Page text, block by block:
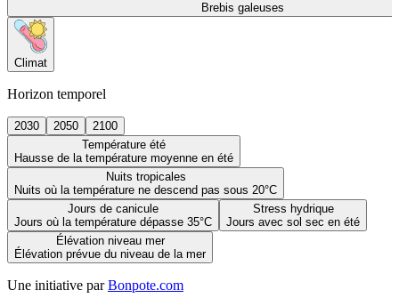
Brebis galeuses
Climat
Horizon temporel
2030 2050
2100
Température été
Hausse de la température moyenne en été
Nuits tropicales
Nuits où la température ne descend pas sous 20°C
Jours de canicule
Jours où la température dépasse 35°C
Stress hydrique
Jours avec sol sec en été
Élévation niveau mer
Élévation prévue du niveau de la mer
Une initiative par Bonpote.com